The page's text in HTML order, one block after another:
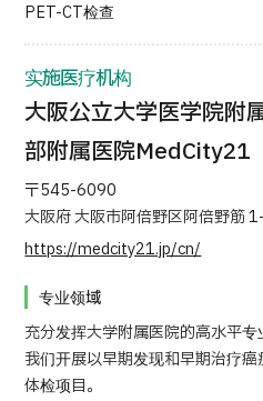
PET-CT检查
实施医疗机构
大阪公立大学医学院
部附属医院MedCity21
〒545-6090
大阪府 大阪市阿倍野区阿倍野筋
https://medcity21.jp/cn/
专业领域
充分发挥大学附属医院的高水平专
我们开展以早期发现和早期治疗
体检项目。